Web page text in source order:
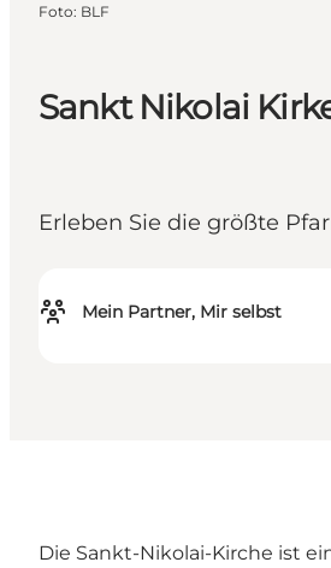
Sankt Nikolai
Erleben Sie die größte
Mein Partner, Mir selbst
Foto: BLF
Die Sankt-Nikolai-Kirche ist